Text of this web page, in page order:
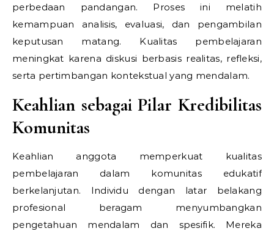
perbedaan pandangan. Proses ini melatih
kemampuan analisis, evaluasi, dan pengambilan
keputusan matang. Kualitas pembelajaran
meningkat karena diskusi berbasis realitas, refleksi,
serta pertimbangan kontekstual yang mendalam.
Keahlian sebagai Pilar Kredibilitas
Komunitas
Keahlian anggota memperkuat kualitas
pembelajaran dalam komunitas edukatif
berkelanjutan. Individu dengan latar belakang
profesional beragam menyumbangkan
pengetahuan mendalam dan spesifik. Mereka